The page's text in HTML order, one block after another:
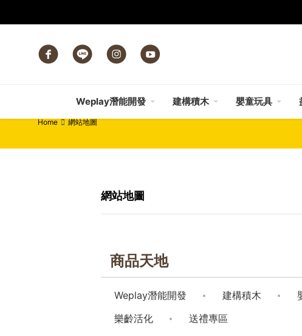
Weplay潛能開發 建構積木 嬰童玩具
Home 網站地圖
網站地圖
商品天地
Weplay潛能開發 建構積木
樂齡活化
送禮專區